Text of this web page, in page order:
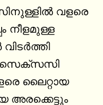
വളരെ
നീളമുള്ള
സെക്സസി
ലൈറ്റായ
അരക്കെട്ടും